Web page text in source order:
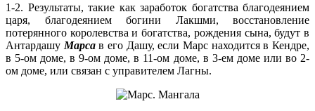
1-2. Результаты, такие как заработок богатства благодеянием
царя, благодеянием богини Лакшми, восстановление
потерянного королевства и богатства, рождения сына, будут в
Антардашу Марсав его Дашу, если Марс находится в Кендре,
в 5-ом доме, в 9-ом доме, в 11-ом доме, в 3-ем доме или во 2-
ом доме, или связан с управителем Лагны.